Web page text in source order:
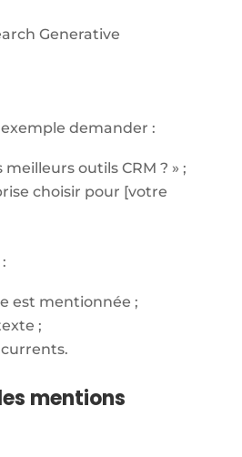
Generative
demander :
meilleurs outils CRM ? » ;
choisir pour [votre
est mentionnée ;
;
mentions